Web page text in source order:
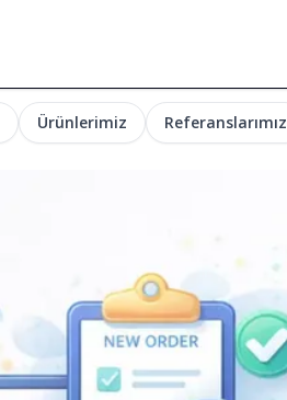
Ürünlerimiz Referanslarımız